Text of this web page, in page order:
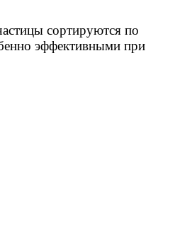
сортируются по
эффективными при